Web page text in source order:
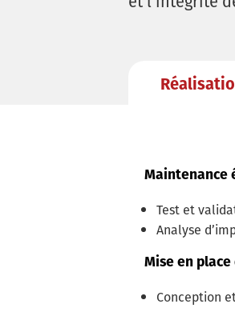
Maintenance
Test et
Analyse
Mise en
Conception